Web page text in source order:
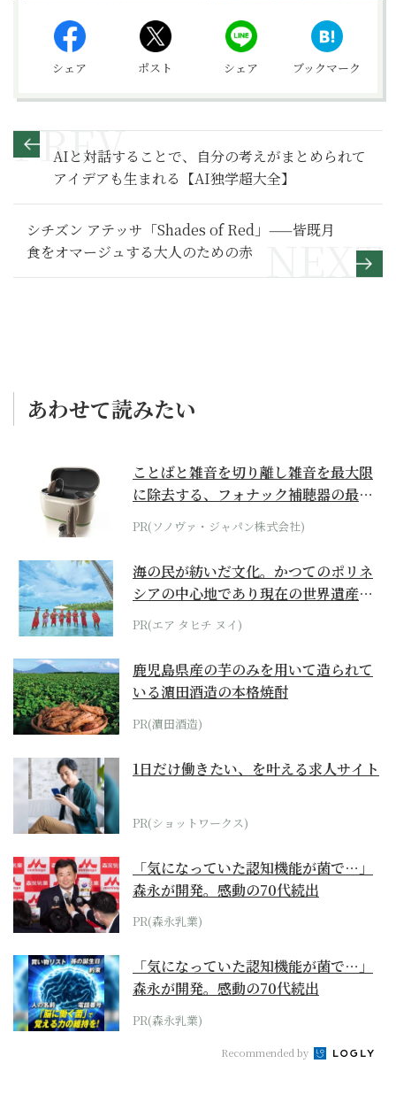
シェア ポスト シェア ブックマーク
AIと対話することで、自分の考えがまとめられて
アイデアも生まれる【AI独学超大全】
シチズン アテッサ「Shades of Red」——皆既月
食をオマージュする大人のための赤
あわせて読みたい
ことばと雑音を切り離し雑音を最大限
に除去する、フォナック補聴器の最上
位モデル
PR(ソノヴァ・ジャパン株式会社)
海の民が紡いだ文化。かつてのポリネ
シアの中心地であり現在の世界遺産か
らみえてくる...
PR(エア タヒチ ヌイ)
鹿児島県産の芋のみを用いて造られて
いる濵田酒造の本格焼酎
PR(濵田酒造)
1日だけ働きたい、を叶える求人サイト
PR(ショットワークス)
「気になっていた認知機能が菌で…」
森永が開発。感動の70代続出
PR(森永乳業)
「気になっていた認知機能が菌で…」
森永が開発。感動の70代続出
PR(森永乳業)
Recommended by